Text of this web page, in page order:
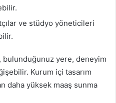
ve stüdyo yöneticileri
bulunduğunuz yere, deneyim
Kurum içi tasarım
daha yüksek maaş sunma